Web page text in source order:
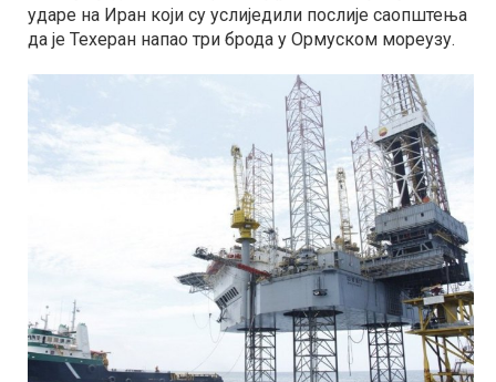
ударе на Иран који су услиједили послије саопштења
да је Техеран напао три брода у Ормуском мореузу.